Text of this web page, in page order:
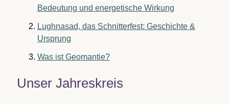
Bedeutung und energetische Wirkung
Lughnasad, das Schnitterfest: Geschichte &
Ursprung
Was ist Geomantie?
Unser Jahreskreis